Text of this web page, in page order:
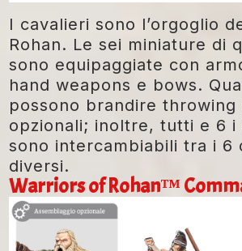
I cavalieri sono l’orgoglio
Rohan. Le sei miniature di
sono equipaggiate con
hand weapons e bows.
possono brandire throwing
opzionali; inoltre, tutti e 6 i
sono intercambiabili tra i 6
diversi.
Warriors of Rohan™